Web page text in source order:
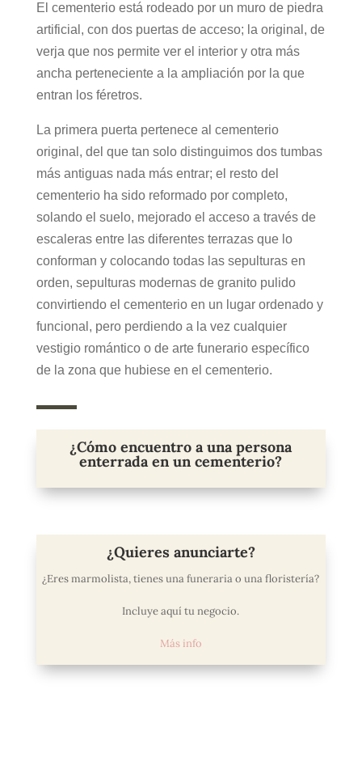
El cementerio está rodeado por un muro de piedra
artificial, con dos puertas de acceso; la original, de
verja que nos permite ver el interior y otra más
ancha perteneciente a la ampliación por la que
entran los féretros.
La primera puerta pertenece al cementerio
original, del que tan solo distinguimos dos tumbas
más antiguas nada más entrar; el resto del
cementerio ha sido reformado por completo,
solando el suelo, mejorado el acceso a través de
escaleras entre las diferentes terrazas que lo
conforman y colocando todas las sepulturas en
orden, sepulturas modernas de granito pulido
convirtiendo el cementerio en un lugar ordenado y
funcional, pero perdiendo a la vez cualquier
vestigio romántico o de arte funerario específico
de la zona que hubiese en el cementerio.
¿Cómo encuentro a una persona
enterrada en un cementerio?
¿Quieres anunciarte?
¿Eres marmolista, tienes una funeraria o una floristería?
Incluye aquí tu negocio.
Más info